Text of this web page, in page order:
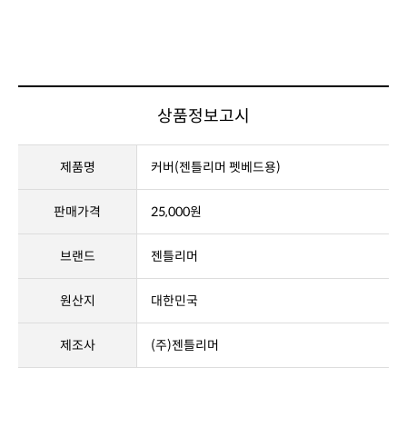
상품정보고시
제품명 커버(젠틀리머 펫베드용)
판매가격 25,000원
브랜드 젠틀리머
원산지 대한민국
제조사 (주)젠틀리머